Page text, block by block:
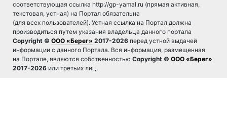
соответствующая ссылка http://gp-yamal.ru (прямая активная,
текстовая, устная) на Портал обязательна
(для всех пользователей). Устная ссылка на Портал должна
производиться путем указания владельца данного портала
Copyright © ООО «Берег» 2017-2026 перед устной выдачей
информации с данного Портала. Вся информация, размещенная
на Портале, являются собственностью Copyright © ООО «Берег»
2017-2026 или третьих лиц.